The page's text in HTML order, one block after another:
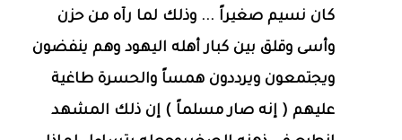
كان نسيم صغيراً ... وذلك لما رآه من حزن
وأسى وقلق بين كبار أهله اليهود وهم ينفضون
ويجتمعون ويرددون همساً والحسرة طاغية
عليهم ( إنه صار مسلماً ) إن ذلك المشهد